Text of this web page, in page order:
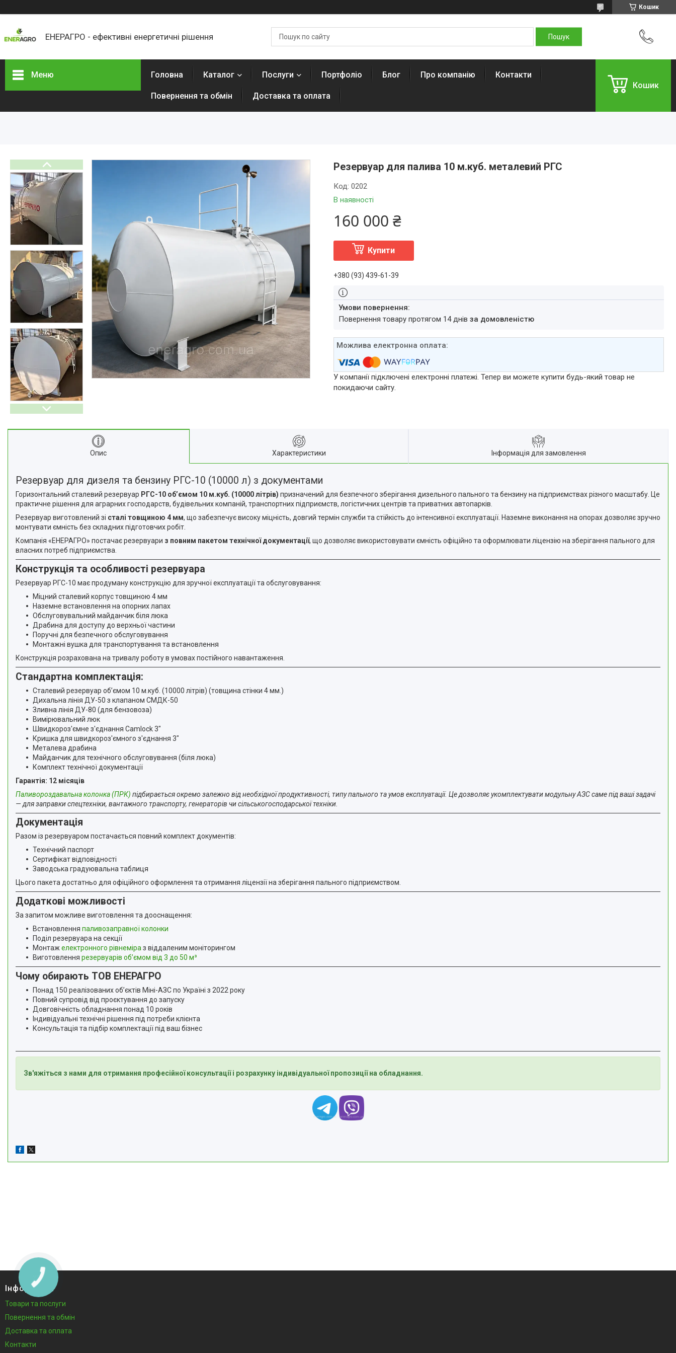
Кошик
ЕНЕРАГРО - ефективні енергетичні рішення
Меню Головна Каталог Послуги Портфоліо Блог Про компанію Контакти
Повернення та обмін Доставка та оплата
Кошик
Резервуар для палива 10 м.куб. металевий РГС
В наявності
Код: 0202
160 000 ₴
Купити
+380 (93) 439-61-39
повернення товару протягом 14 днів за домовленістю
У компанії підключені електронні платежі. Тепер ви можете купити будь-який товар не
покидаючи сайту.
Опис Характеристики Інформація для замовлення
Резервуар для дизеля та бензину РГС-10 (10000 л) з документами
Горизонтальний сталевий резервуар РГС-10 об’ємом 10 м.куб. (10000 літрів) призначений для безпечного зберігання дизельного пального та бензину на підприємствах різного масштабу. Це
практичне рішення для аграрних господарств, будівельних компаній, транспортних підприємств, логістичних центрів та приватних автопарків.
Резервуар виготовлений зі сталі товщиною 4 мм, що забезпечує високу міцність, довгий термін служби та стійкість до інтенсивної експлуатації. Наземне виконання на опорах дозволяє зручно
монтувати ємність без складних підготовчих робіт.
Компанія «ЕНЕРАГРО» постачає резервуари з повним пакетом технічної документації, що дозволяє використовувати ємність офіційно та оформлювати ліцензію на зберігання пального для
власних потреб підприємства.
Конструкція та особливості резервуара
Резервуар РГС-10 має продуману конструкцію для зручної експлуатації та обслуговування:
Міцний сталевий корпус товщиною 4 мм
Наземне встановлення на опорних лапах
Обслуговувальний майданчик біля люка
Драбина для доступу до верхньої частини
Поручні для безпечного обслуговування
Монтажні вушка для транспортування та встановлення
Конструкція розрахована на тривалу роботу в умовах постійного навантаження.
Стандартна комплектація:
Сталевий резервуар об’ємом 10 м.куб. (10000 літрів) (товщина стінки 4 мм.)
Дихальна лінія ДУ-50 з клапаном СМДК-50
Зливна лінія ДУ-80 (для бензовоза)
Вимірювальний люк
Швидкороз'ємне з'єднання Camlock 3"
Кришка для швидкороз'ємного з'єднання 3"
Металева драбина
Майданчик для технічного обслуговування (біля люка)
Комплект технічної документації
Гарантія: 12 місяців
Паливороздавальна колонка (ПРК) підбирається окремо залежно від необхідної продуктивності, типу пального та умов експлуатації. Це дозволяє укомплектувати модульну АЗС саме під ваші задачі
— для заправки спецтехніки, вантажного транспорту, генераторів чи сільськогосподарської техніки.
Документація
Разом із резервуаром постачається повний комплект документів:
Технічний паспорт
Сертифікат відповідності
Заводська градуювальна таблиця
Цього пакета достатньо для офіційного оформлення та отримання ліцензії на зберігання пального підприємством.
Додаткові можливості
За запитом можливе виготовлення та дооснащення:
Встановлення паливозаправної колонки
Поділ резервуара на секції
Монтажелектронного рівнеміраз віддаленим моніторингом
Виготовлення резервуарів об’ємом від 3 до 50 м³
Чому обирають ТОВ ЕНЕРАГРО
Понад 150 реалізованих об’єктів Міні-АЗС по Україні з 2022 року
Повний супровід від проєктування до запуску
Довговічність обладнання понад 10 років
Індивідуальні технічні рішення під потреби клієнта
Консультація та підбір комплектації під ваш бізнес
Зв'яжіться з нами для отримання професійної консультації і розрахунку індивідуальної пропозиції на обладнання.
Інформація
Товари та послуги
Повернення та обмін
Доставка та оплата
Контакти